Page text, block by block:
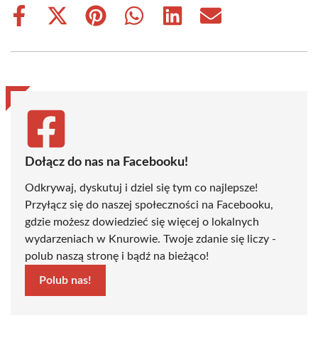
Share
Share
(Twitter)
Share
Share
Share
Share
Dołącz do nas na Facebooku!
Odkrywaj, dyskutuj i dziel się tym co najlepsze!
Przyłącz się do naszej społeczności na Facebooku,
gdzie możesz dowiedzieć się więcej o lokalnych
wydarzeniach w Knurowie. Twoje zdanie się liczy -
polub naszą stronę i bądź na bieżąco!
Polub nas!